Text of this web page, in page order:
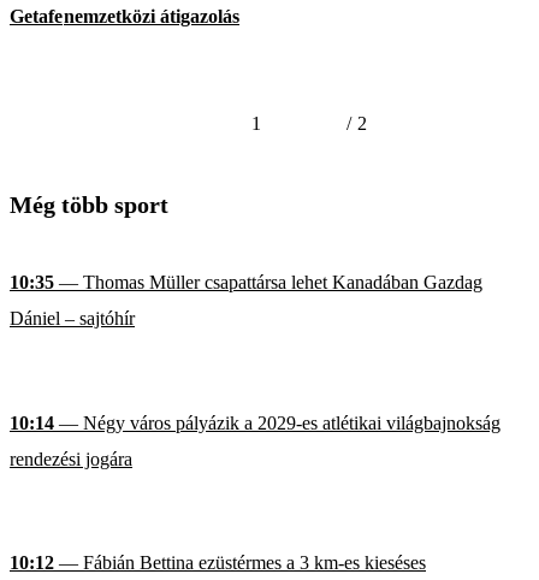
Getafenemzetközi átigazolás
1 / 2
Még több sport
10:35 — Thomas Müller csapattársa lehet Kanadában Gazdag
Dániel – sajtóhír
10:14 — Négy város pályázik a 2029-es atlétikai világbajnokság
rendezési jogára
10:12 — Fábián Bettina ezüstérmes a 3 km-es kieséses